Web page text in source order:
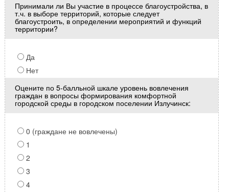
Принимали ли Вы участие в процессе благоустройства, в
т.ч. в выборе территорий, которые следует
благоустроить, в определении мероприятий и функций
территории?
Да
Нет
Оцените по 5-балльной шкале уровень вовлечения
граждан в вопросы формирования комфортной
городской среды в городском поселении Излучинск:
0 (граждане не вовлечены)
1
2
3
4